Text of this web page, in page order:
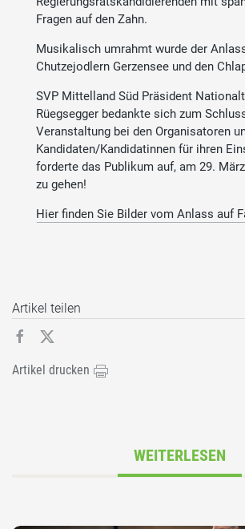
Fragen auf den Zahn.
Musikalisch umrahmt wurde der
Chutzejodlern Gerzensee und den
SVP Mittelland Süd Präsident
Rüegsegger bedankte sich zum
Veranstaltung bei den Organisatoren
Kandidaten/Kandidatinnen für ihren
forderte das Publikum auf, am 29.
zu gehen!
Hier finden Sie Bilder vom Anlass auf
Artikel teilen
Artikel drucken
WEITERLESEN